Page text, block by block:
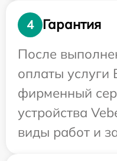
4
Гарантия
После
оплаты услуги
фирменный
устройства
виды работ и